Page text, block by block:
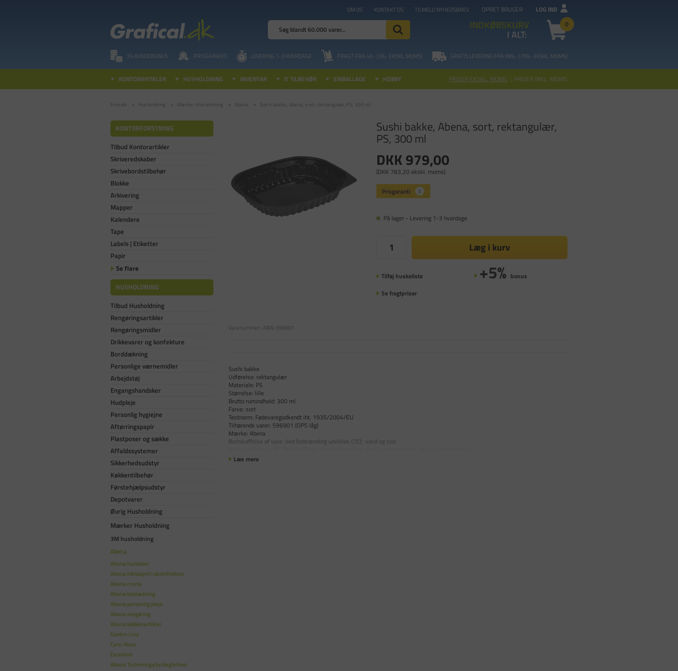
OM OS KONTAKT OS TILMELD NYHEDSBREV OPRET BRUGER LOG IND
INDKØBSKURV 0
I ALT:
5% KUNDEBONUS PRISGARANTI LEVERING 1-3 HVERDAGE FRAGT FRA 49,- (39,- EKSKL. MOMS) GRATIS LEVERING FRA 999,- (799,- EKSKL. MOMS)
KONTORARTIKLER HUSHOLDNING INVENTAR IT TILBEHØR EMBALLAGE HOBBY PRISER EKSKL. MOMS | PRISER INKL. MOMS
Forside Husholdning Mærker Husholdning Abena Sushi bakke, Abena, sort, rektangulær, PS, 300 ml
KONTORFORSYNING
Tilbud Kontorartikler
Skriveredskaber
Skrivebordstilbehør
Blokke
Arkivering
Mapper
Kalendere
Tape
Labels | Etiketter
Papir
Se flere
HUSHOLDNING
Tilbud Husholdning
Rengøringsartikler
Rengøringsmidler
Drikkevarer og konfekture
Borddækning
Personlige værnemidler
Arbejdstøj
Engangshandsker
Hudpleje
Personlig hygiejne
Aftørringspapir
Plastposer og sække
Affaldssystemer
Sikkerhedsudstyr
Køkkentilbehør
Førstehjælpsudstyr
Depotvarer
Øvrig Husholdning
Mærker Husholdning
3M husholdning
Abena
Abena handsker
Abena håndsprit | desinfektion
Abena creme
Abena beklædning
Abena personlig pleje
Abena rengøring
Abena køkkenartikler
Gastro-Line
Care-Ness
Excellent
Abena Technology by Hagleitner
Sushi bakke, Abena, sort, rektangulær,
PS, 300 ml
DKK 979,00
(DKK 783,20 ekskl. moms)
På lager - Levering 1-3 hverdage
Læg i kurv
Tilføj huskeliste +5% bonus
Se fragtpriser
Varenummer: ABN-596801
Sushi bakke
Udførelse: rektangulær
Materiale: PS
Størrelse: lille
Brutto rumindhold: 300 ml
Farve: sort
Testnorm: Fødevaregodkendt iht. 1935/2004/EU
Tilhørende varer: 596901 (OPS låg)
Mærke: Abena
Bortskaffelse af vare: Ved forbrænding udvikles CO2, vand og sod
Læs mere